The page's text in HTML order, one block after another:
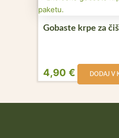
Gobaste krpe za
4,90€ DODAJ V